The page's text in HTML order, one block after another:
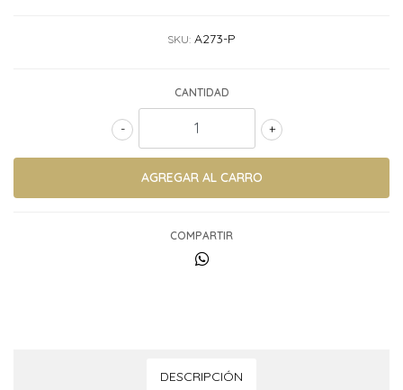
SKU: A273-P
CANTIDAD
+
-
COMPARTIR
DESCRIPCIÓN